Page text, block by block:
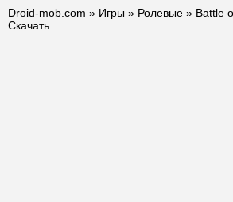
Droid-mob.com » Игры » Ролевые » Battle
Скачать